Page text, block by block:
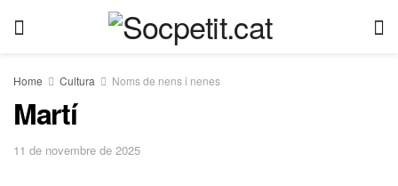
Home Cultura Noms de nens i nenes
Martí
11 de novembre de 2025